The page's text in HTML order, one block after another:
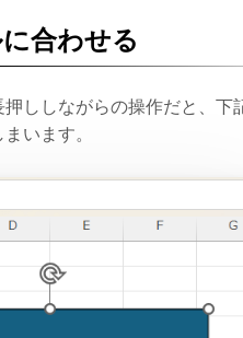
合わせる
ししながらの操作だと、下
います。